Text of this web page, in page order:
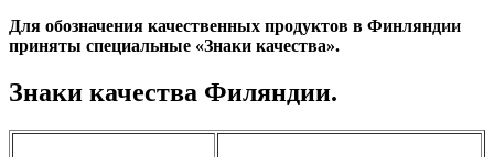
Для обозначения качественных продуктов в Финляндии
приняты специальные «Знаки качества».
Знаки качества Филяндии.